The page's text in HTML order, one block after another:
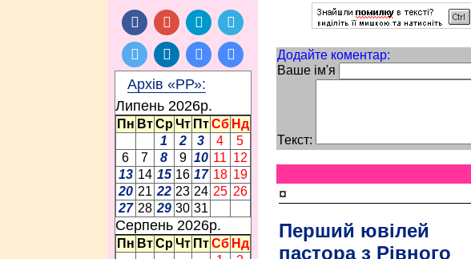
Архів «РР»:
Липень 2026p.
Пн Вт Ср Чт Пт Сб Нд
1
2 3 4
5
6
7 8 9 10 11 12
13 14 15 16 17 18 19
20 21 22 23 24 25 26
27 28 29 30 31
Серпень 2026p.
Пн Вт Ср Чт Пт Сб Нд
Додайте коментар:
Ваше ім'я
Текст:
¤
Перший ювілей
пастора з Рівного